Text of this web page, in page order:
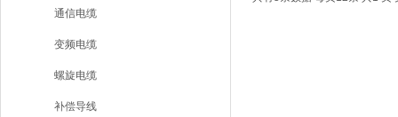
通信电缆
变频电缆
螺旋电缆
补偿导线